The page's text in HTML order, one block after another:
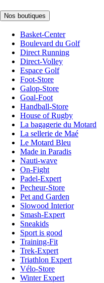
Nos boutiques
Basket-Center
Boulevard du Golf
Direct Running
Direct-Volley
Espace Golf
Foot-Store
Galop-Store
Goal-Foot
Handball-Store
House of Rugby
La bagagerie du Motard
La sellerie de Maé
Le Motard Bleu
Made in Paradis
Nauti-wave
On-Fight
Padel-Expert
Pecheur-Store
Pet and Garden
Slowood Interior
Smash-Expert
Sneakids
Sport is good
Training-Fit
Trek-Expert
Triathlon Expert
Vélo-Store
Winter Expert